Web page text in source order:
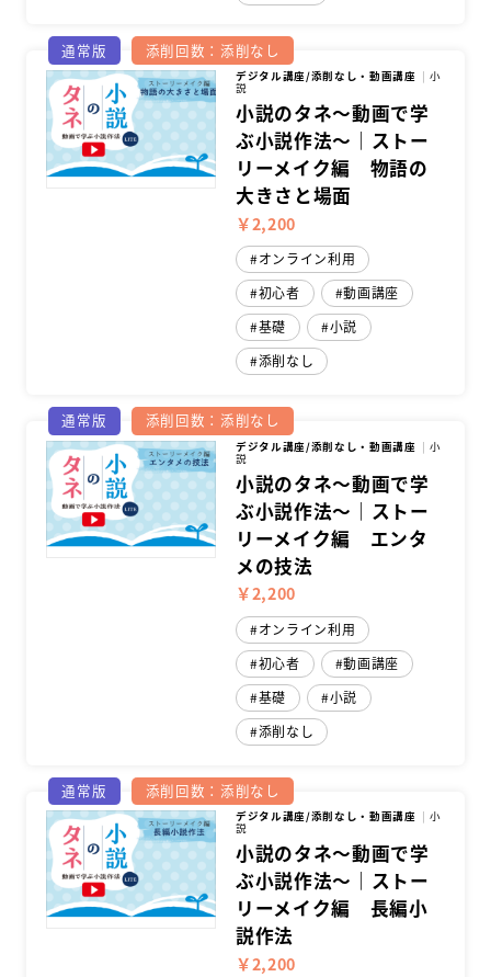
通常版 添削回数：添削なし
デジタル講座/添削なし・動画講座 小
説
小説のタネ～動画で学
ぶ小説作法～｜ストー
リーメイク編 物語の
大きさと場面
￥2,200
オンライン利用
初心者
動画講座
基礎
小説
添削なし
通常版 添削回数：添削なし
デジタル講座/添削なし・動画講座 小
説
小説のタネ～動画で学
ぶ小説作法～｜ストー
リーメイク編 エンタ
メの技法
￥2,200
オンライン利用
初心者
動画講座
基礎
小説
添削なし
通常版 添削回数：添削なし
デジタル講座/添削なし・動画講座 小
説
小説のタネ～動画で学
ぶ小説作法～｜ストー
リーメイク編 長編小
説作法
￥2,200